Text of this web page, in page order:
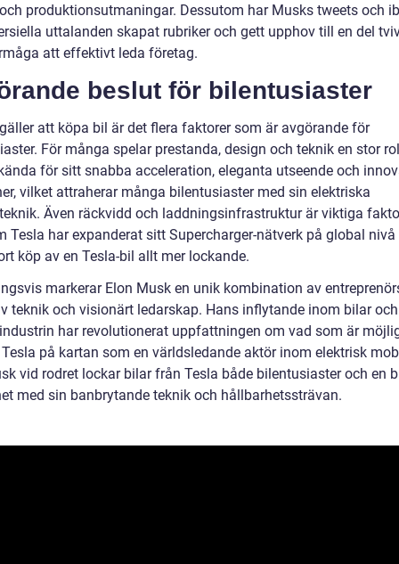
produktionsutmaningar. Dessutom har Musks tweets och
uttalanden skapat rubriker och gett upphov till en del
att effektivt leda företag.
beslut för bilentusiaster
att köpa bil är det flera faktorer som är avgörande för
För många spelar prestanda, design och teknik en stor
för sitt snabba acceleration, eleganta utseende och
vilket attraherar många bilentusiaster med sin elektriska
Även räckvidd och laddningsinfrastruktur är viktiga
Tesla har expanderat sitt Supercharger-nätverk på global nivå
köp av en Tesla-bil allt mer lockande.
markerar Elon Musk en unik kombination av
teknik och visionärt ledarskap. Hans inflytande inom bilar och
har revolutionerat uppfattningen om vad som är
på kartan som en världsledande aktör inom elektrisk
vid rodret lockar bilar från Tesla både bilentusiaster och en
med sin banbrytande teknik och hållbarhetssträvan.